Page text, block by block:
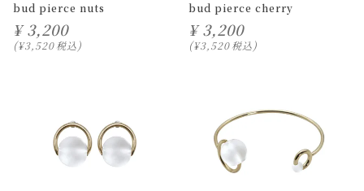
bud pierce nuts
¥ 3,200
¥3,520税込
bud pierce cherry
¥ 3,200
¥3,520税込